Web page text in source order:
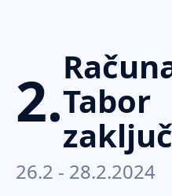
2.Tabor
26.2 - 28.2.2024